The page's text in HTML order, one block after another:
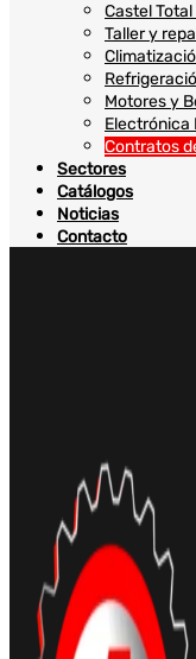
Castel
Taller y
Motores y
Electrónica
Contratos
Sectores
Catálogos
Noticias
Contacto